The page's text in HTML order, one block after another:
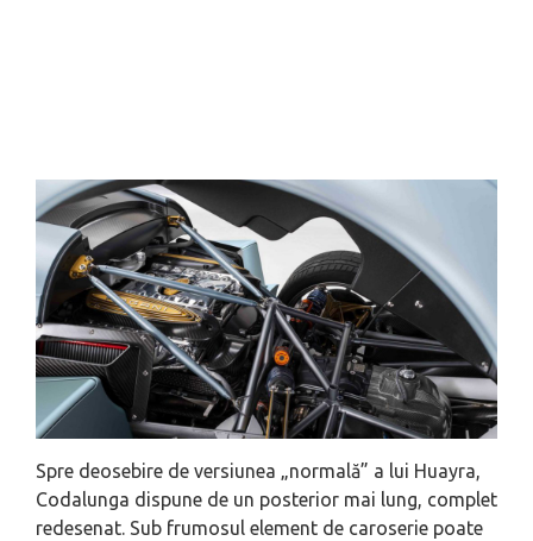
Spre deosebire de versiunea „normală” a lui Huayra,
Codalunga dispune de un posterior mai lung, complet
redesenat. Sub frumosul element de caroserie poate